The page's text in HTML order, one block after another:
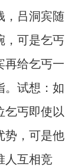
，吕洞宾随
，可是乞丐
再给乞丐一
。试想：如
乞丐即使以
势，可是他
人互相竞